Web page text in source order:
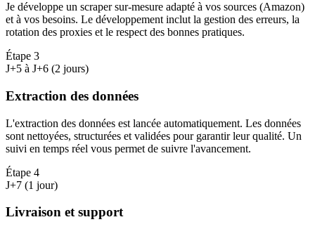
Je développe un scraper sur-mesure adapté à vos sources (Amazon)
et à vos besoins. Le développement inclut la gestion des erreurs, la
rotation des proxies et le respect des bonnes pratiques.
Étape 3
J+5 à J+6 (2 jours)
Extraction des données
L'extraction des données est lancée automatiquement. Les données
sont nettoyées, structurées et validées pour garantir leur qualité. Un
suivi en temps réel vous permet de suivre l'avancement.
Étape 4
J+7 (1 jour)
Livraison et support